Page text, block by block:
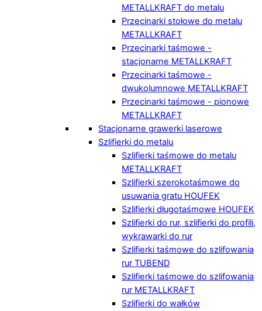
METALLKRAFT do metalu
Przecinarki stołowe do metalu
METALLKRAFT
Przecinarki taśmowe -
stacjonarne METALLKRAFT
Przecinarki taśmowe -
dwukolumnowe METALLKRAFT
Przecinarki taśmowe - pionowe
METALLKRAFT
Stacjonarne grawerki laserowe
Szlifierki do metalu
Szlifierki taśmowe do metalu
METALLKRAFT
Szlifierki szerokotaśmowe do
usuwania gratu HOUFEK
Szlifierki długotaśmowe HOUFEK
Szlifierki do rur, szlifierki do profili,
wykrawarki do rur
Szlifierki taśmowe do szlifowania
rur TUBEND
Szlifierki taśmowe do szlifowania
rur METALLKRAFT
Szlifierki do wałków